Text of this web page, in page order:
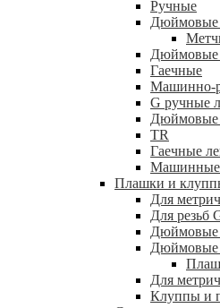
Ручные
Дюймовые
Дюймовые
Гаечные
Машинно-
G ручные
Дюймовые
TR
Гаечные
Машинные
Плашки и
Для
Для резьб
Дюймовые
Дюймовые
Для
Клуппы и